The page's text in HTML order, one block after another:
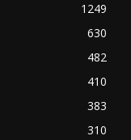
1249
630
482
410
383
310